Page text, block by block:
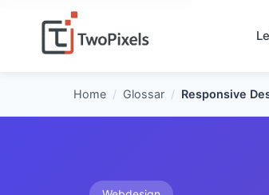
Home / Glossar / Responsive